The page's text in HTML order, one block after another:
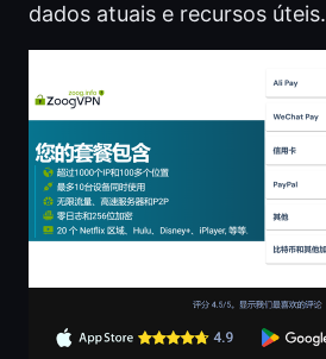
dados atuais e recursos úteis.